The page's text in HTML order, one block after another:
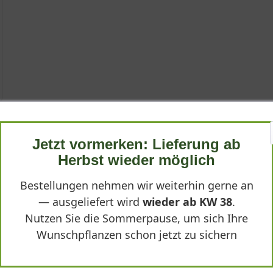
faszinierende Staude, die mit einem ungewöhnlichen
in der kargen Jahreszeit, da ihr schönes, immergrünes
Wuchs fügt sie sich perfekt in halbschattige
Wahl für anspruchsvolle Gartenbereiche.
Überraschungen. Während viele Stauden im Herbst
mit ihrem antizyklischen Rhythmus fasziniert und wertvolle
Jetzt vormerken: Lieferung ab
Herbst wieder möglich
Bestellungen nehmen wir weiterhin gerne an
— ausgeliefert wird wieder ab KW 38.
Nutzen Sie die Sommerpause, um sich Ihre
Wunschpflanzen schon jetzt zu sichern